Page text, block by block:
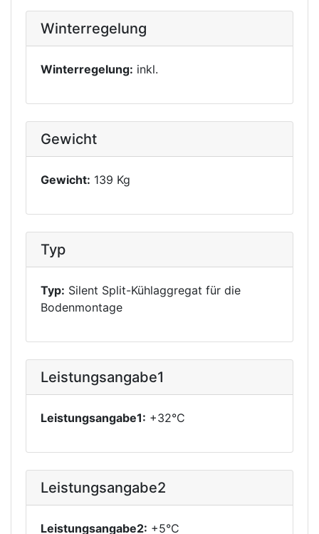
Winterregelung
Winterregelung: inkl.
Gewicht
Gewicht: 139 Kg
Typ
Typ: Silent Split-Kühlaggregat für die
Bodenmontage
Leistungsangabe1
Leistungsangabe1: +32°C
Leistungsangabe2
Leistungsangabe2: +5°C